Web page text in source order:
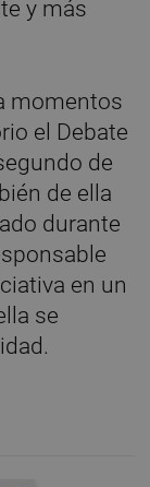
y más
momentos
el Debate
de
de ella
durante
en un
se